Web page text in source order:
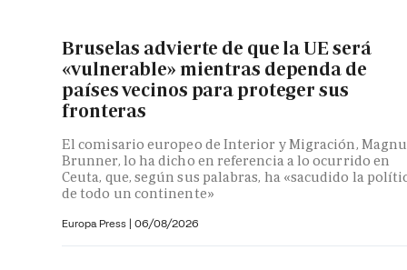
Bruselas advierte de que la UE será
«vulnerable» mientras dependa de
países vecinos para proteger sus
fronteras
El comisario europeo de Interior y Migración,
Brunner, lo ha dicho en referencia a lo ocurrido en
Ceuta, que, según sus palabras, ha «sacudido la
de todo un continente»
Europa Press | 06/08/2026